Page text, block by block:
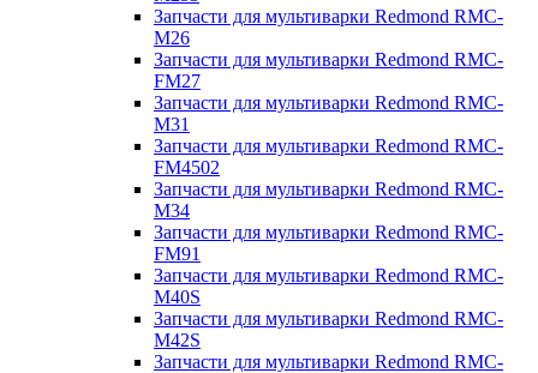
Запчасти для мультиварки Redmond RMC-
M26
Запчасти для мультиварки Redmond RMC-
FM27
Запчасти для мультиварки Redmond RMC-
M31
Запчасти для мультиварки Redmond RMC-
FM4502
Запчасти для мультиварки Redmond RMC-
M34
Запчасти для мультиварки Redmond RMC-
FM91
Запчасти для мультиварки Redmond RMC-
M40S
Запчасти для мультиварки Redmond RMC-
M42S
Запчасти для мультиварки Redmond RMC-